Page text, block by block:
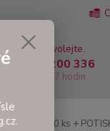
si rady? Zavolejte.
737 200 336
Pátek: 8 - 17 hodin
20 ks +